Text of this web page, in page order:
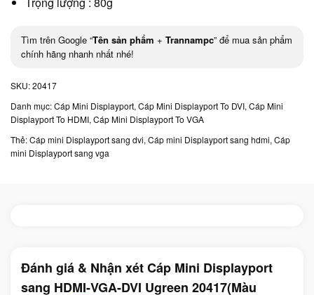
Tìm trên Google “Tên sản phẩm + Trannampc” để mua sản phẩm
chính hãng nhanh nhất nhé!
SKU:20417
Danh mục:Cáp Mini Displayport, Cáp Mini Displayport To DVI, Cáp Mini
Displayport To HDMI, Cáp Mini Displayport To VGA
Thẻ:Cáp mini Displayport sang dvi, Cáp mini Displayport sang hdmi, Cáp
mini Displayport sang vga
Đánh giá & Nhận xét Cáp Mini Displayport
sang HDMI-VGA-DVI Ugreen 20417(Màu